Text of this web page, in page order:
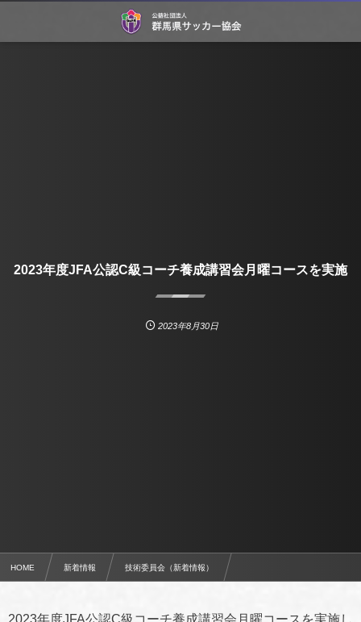
2023年度JFA公認C級コーチ養成講習会月曜コースを実施
2023年8月30日
HOME 新着情報 技術委員会（新着情報）
2023年度JFA公認C級コーチ養成講習会月曜コースを実施し